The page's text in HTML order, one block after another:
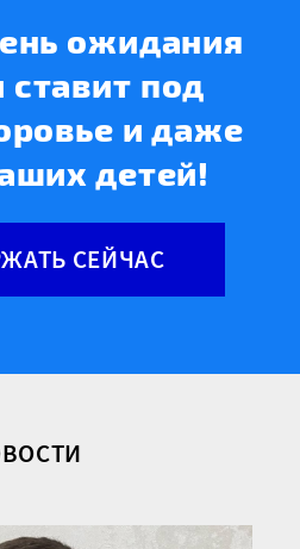
ожидания
под
и даже
детей!
СЕЙЧАС